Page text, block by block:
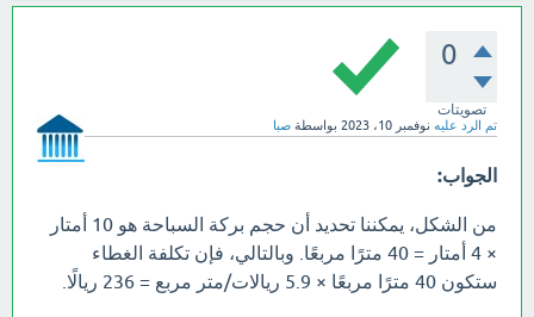
0
تصويتات
تم الرد عليه نوفمبر 10، 2023 بواسطة صبا
الجواب:
من الشكل، يمكننا تحديد أن حجم بركة السباحة هو 10 أمتار
× 4 أمتار = 40 مترًا مربعًا. وبالتالي، فإن تكلفة الغطاء
ستكون 40 مترًا مربعًا × 5.9 ريالات/متر مربع = 236 ريالًا.